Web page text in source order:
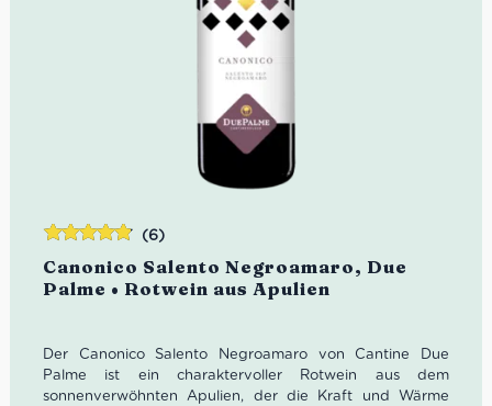
Canonico Salento Negroamaro, Due
Palme • Rotwein aus Apulien
(6)
Der Canonico Salento Negroamaro von Cantine Due
Palme ist ein charaktervoller Rotwein aus dem
sonnenverwöhnten Apulien, der die Kraft und Wärme
Bewertet
mit4.83
von 5